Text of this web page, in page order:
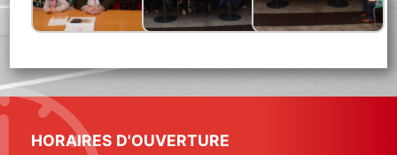
HORAIRES D'OUVERTURE